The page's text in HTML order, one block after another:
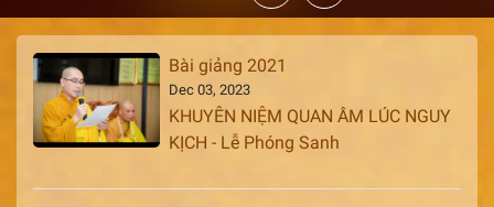
Bài giảng 2021
Dec 03, 2023
KHUYÊN NIỆM QUAN ÂM LÚC NGUY
KỊCH - Lễ Phóng Sanh